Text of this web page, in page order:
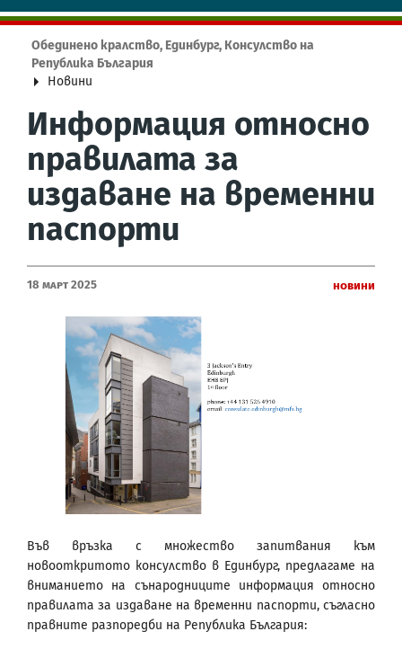
Обединено кралство, Единбург, Консулство на
Република България
Новини
Информация относно
правилата за
издаване на временни
паспорти
18 Март 2025 Новини
Във връзка с множество запитвания към
новооткритото консулство в Единбург, предлагаме на
вниманието на сънародниците информация относно
правилата за издаване на временни паспорти, съгласно
правните разпоредби на Република България: